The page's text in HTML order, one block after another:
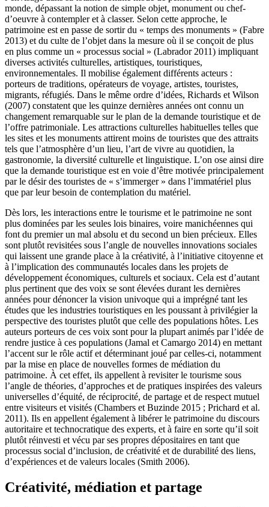
monde, dépassant la notion de simple objet, monument ou chef-
d’oeuvre à contempler et à classer. Selon cette approche, le
patrimoine est en passe de sortir du « temps des monuments » (Fabre
2013) et du culte de l’objet dans la mesure où il se conçoit de plus
en plus comme un « processus social » (Labrador 2011) impliquant
diverses activités culturelles, artistiques, touristiques,
environnementales. Il mobilise également différents acteurs :
porteurs de traditions, opérateurs de voyage, artistes, touristes,
migrants, réfugiés. Dans le même ordre d’idées, Richards et Wilson
(2007) constatent que les quinze dernières années ont connu un
changement remarquable sur le plan de la demande touristique et de
l’offre patrimoniale. Les attractions culturelles habituelles telles que
les sites et les monuments attirent moins de touristes que des attraits
tels que l’atmosphère d’un lieu, l’art de vivre au quotidien, la
gastronomie, la diversité culturelle et linguistique. L’on ose ainsi dire
que la demande touristique est en voie d’être motivée principalement
par le désir des touristes de « s’immerger » dans l’immatériel plus
que par leur besoin de contemplation du matériel.
Dès lors, les interactions entre le tourisme et le patrimoine ne sont
plus dominées par les seules lois binaires, voire manichéennes qui
font du premier un mal absolu et du second un bien précieux. Elles
sont plutôt revisitées sous l’angle de nouvelles innovations sociales
qui laissent une grande place à la créativité, à l’initiative citoyenne et
à l’implication des communautés locales dans les projets de
développement économiques, culturels et sociaux. Cela est d’autant
plus pertinent que des voix se sont élevées durant les dernières
années pour dénoncer la vision univoque qui a imprégné tant les
études que les industries touristiques en les poussant à privilégier la
perspective des touristes plutôt que celle des populations hôtes. Les
auteurs porteurs de ces voix sont pour la plupart animés par l’idée de
rendre justice à ces populations (Jamal et Camargo 2014) en mettant
l’accent sur le rôle actif et déterminant joué par celles-ci, notamment
par la mise en place de nouvelles formes de médiation du
patrimoine. À cet effet, ils appellent à revisiter le tourisme sous
l’angle de théories, d’approches et de pratiques inspirées des valeurs
universelles d’équité, de réciprocité, de partage et de respect mutuel
entre visiteurs et visités (Chambers et Buzinde 2015 ; Prichard et al.
2011). Ils en appellent également à libérer le patrimoine du discours
autoritaire et technocratique des experts, et à faire en sorte qu’il soit
plutôt réinvesti et vécu par ses propres dépositaires en tant que
processus social d’inclusion, de créativité et de durabilité des liens,
d’expériences et de valeurs locales (Smith 2006).
Créativité, médiation et partage